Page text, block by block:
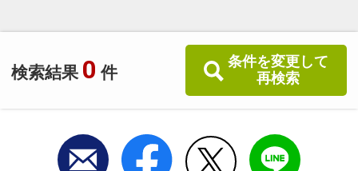
検索結果 0 件
条件を変更して
再検索